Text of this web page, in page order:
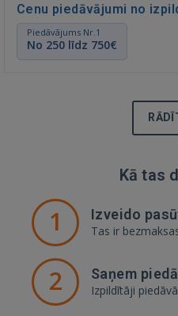
Cenu piedāvājumi no
Piedāvājums Nr.1
No 250 līdz 750€
Kā tas
1 Izveido
Tas ir
2 Saņem
Izpildītāji